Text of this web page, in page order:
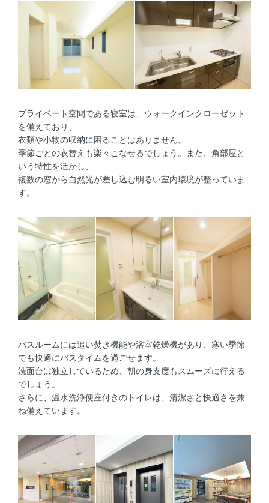
プライベート空間である寝室は、ウォークインクローゼット
を備えており、
衣類や小物の収納に困ることはありません。
季節ごとの衣替えも楽々こなせるでしょう。また、角部屋と
いう特性を活かし、
複数の窓から自然光が差し込む明るい室内環境が整っていま
す。
バスルームには追い焚き機能や浴室乾燥機があり、寒い季節
でも快適にバスタイムを過ごせます。
洗面台は独立しているため、朝の身支度もスムーズに行える
でしょう。
さらに、温水洗浄便座付きのトイレは、清潔さと快適さを兼
ね備えています。